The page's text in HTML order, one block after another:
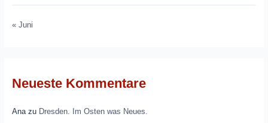
« Juni
Neueste Kommentare
Anazu Dresden. Im Osten was Neues.